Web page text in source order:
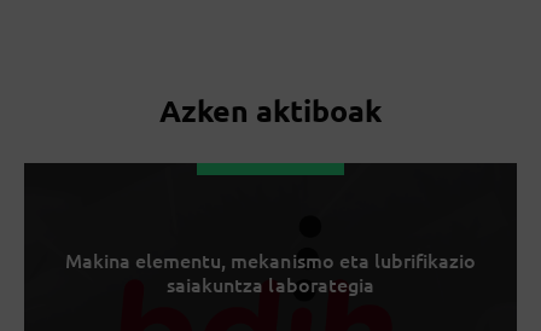
Azken aktiboak
Makina elementu, mekanismo eta lubrifikazio
saiakuntza laborategia